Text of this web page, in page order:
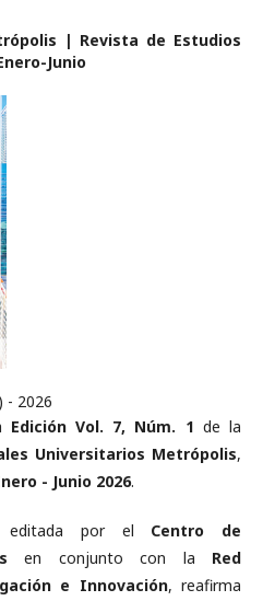
| Revista de Estudios
Junio
- 2026
Edición Vol. 7, Núm. 1 de la
Universitarios Metrópolis,
- Junio 2026.
editada por el Centro de
en conjunto con la Red
e Innovación, reafirma